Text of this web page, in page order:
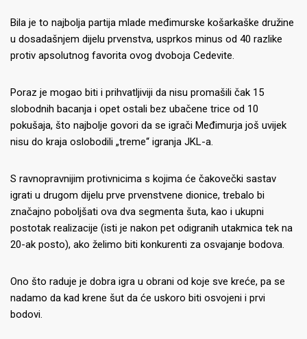
Bila je to najbolja partija mlade međimurske košarkaške družine
u dosadašnjem dijelu prvenstva, usprkos minus od 40 razlike
protiv apsolutnog favorita ovog dvoboja Cedevite.
Poraz je mogao biti i prihvatljiviji da nisu promašili čak 15
slobodnih bacanja i opet ostali bez ubačene trice od 10
pokušaja, što najbolje govori da se igrači Međimurja još uvijek
nisu do kraja oslobodili „treme“ igranja JKL-a.
S ravnopravnijim protivnicima s kojima će čakovečki sastav
igrati u drugom dijelu prve prvenstvene dionice, trebalo bi
značajno poboljšati ova dva segmenta šuta, kao i ukupni
postotak realizacije (isti je nakon pet odigranih utakmica tek na
20-ak posto), ako želimo biti konkurenti za osvajanje bodova.
Ono što raduje je dobra igra u obrani od koje sve kreće, pa se
nadamo da kad krene šut da će uskoro biti osvojeni i prvi
bodovi.